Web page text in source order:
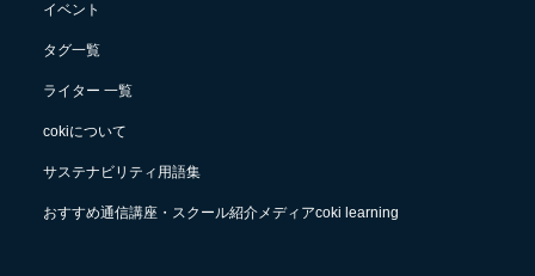
イベント
タグ一覧
ライター 一覧
cokiについて
サステナビリティ用語集
おすすめ通信講座・スクール紹介メディアcoki learning